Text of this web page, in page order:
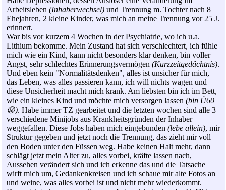
Arbeitsleben (Inhaberwechsel) und Trennung m. Tochter nach 8
Ehejahren, 2 kleine Kinder, was mich an meine Trennung vor 25 J.
erinnert.
War bis vor kurzem 4 Wochen in der Psychiatrie, wo ich u.a.
Lithium bekomme. Mein Zustand hat sich verschlechtert, ich fühle
mich wie ein Kind, kann nicht besonders klar denken, bin voller
Angst, sehr schlechtes Erinnerungsvermögen (Kurzzeitgedächtnis).
Und eben kein "Normalitätsdenken", alles ist unsicher für mich,
das Leben, was alles passieren kann, ich will nichts wagen und
diese Unsicherheit macht mich krank. Am liebsten bin ich im Bett,
wie ein kleines Kind und möchte mich versorgen lassen (bin Ü60
😟). Habe immer TZ gearbeitet und die letzten wochen sind alle 3
verschiedene Minijobs aus Krankheitsgründen der Inhaber
weggefallen. Diese Jobs haben mich eingebunden (lebe allein), mir
Struktur gegeben und jetzt noch die Trennung, das zieht mir voll
den Boden unter den Füssen weg. Habe keinen Halt mehr, dann
schlägt jetzt mein Alter zu, alles vorbei, kräfte lassen nach,
Aussehen verändert sich und ich erkenne das und die Tatsache
wirft mich um, Gedankenkreisen und ich schaue mir alte Fotos an
und weine, was alles vorbei ist und nicht mehr wiederkommt.